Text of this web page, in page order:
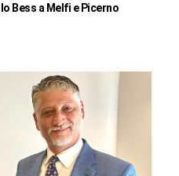
Bess a Melfi e Picerno